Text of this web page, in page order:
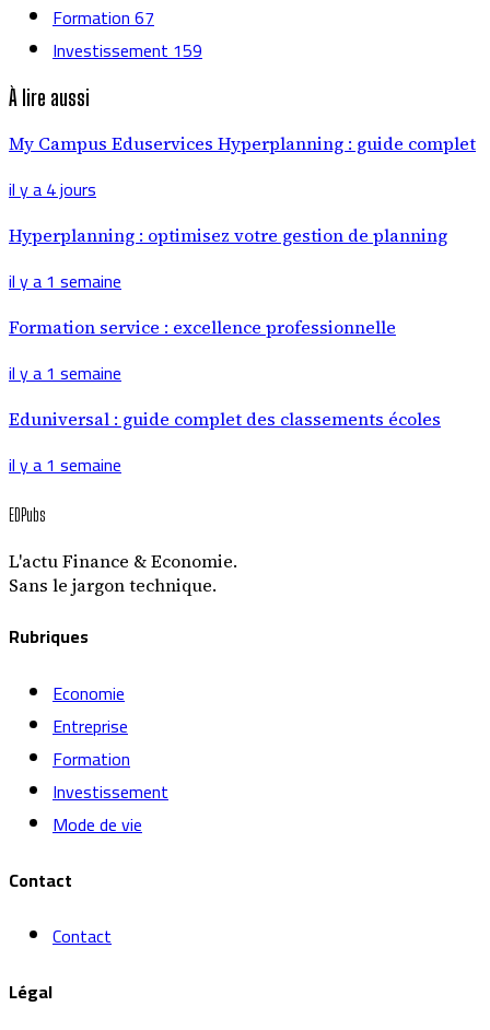
Formation67
Investissement159
À lire aussi
My Campus Eduservices Hyperplanning : guide complet
il y a 4 jours
Hyperplanning : optimisez votre gestion de planning
il y a 1 semaine
Formation service : excellence professionnelle
il y a 1 semaine
Eduniversal : guide complet des classements écoles
il y a 1 semaine
EDPubs
L'actu Finance & Economie.
Sans le jargon technique.
Rubriques
Economie
Entreprise
Formation
Investissement
Mode de vie
Contact
Contact
Légal